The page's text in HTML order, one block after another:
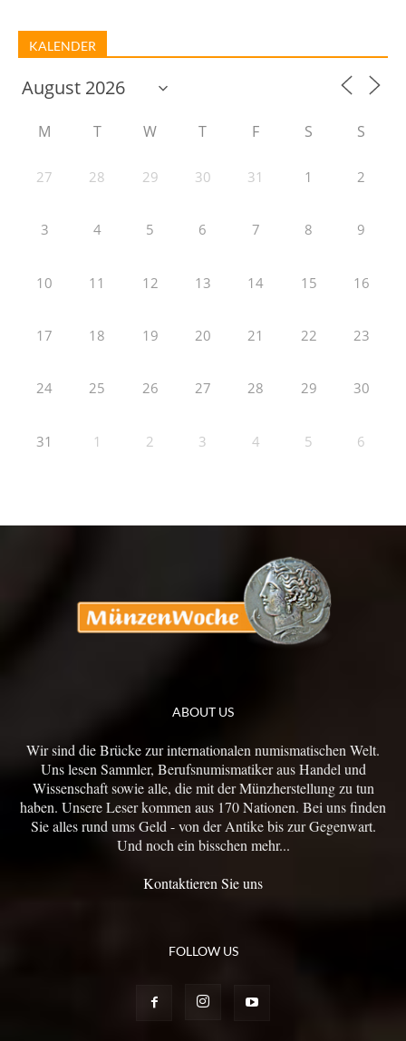
KALENDER
M T W T F S S
27 28 29 30 31 1 2
3 4 5 6 7 8 9
10 11 12 13 14 15 16
17 18 19 20 21 22 23
24 25 26 27 28 29 30
31 1 2 3 4 5 6
ABOUT US
Wir sind die Brücke zur internationalen numismatischen Welt.
Uns lesen Sammler, Berufsnumismatiker aus Handel und
Wissenschaft sowie alle, die mit der Münzherstellung zu tun
haben. Unsere Leser kommen aus 170 Nationen. Bei uns finden
Sie alles rund ums Geld - von der Antike bis zur Gegenwart.
Und noch ein bisschen mehr...
Kontaktieren Sie uns
FOLLOW US